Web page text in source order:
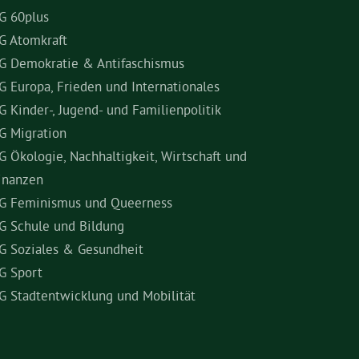
60plus
Atomkraft
Demokratie & Antifaschismus
Europa, Frieden und Internationales
Kinder-, Jugend- und Familienpolitik
Migration
Ökologie, Nachhaltigkeit, Wirtschaft und
Feminismus und Queerness
Schule und Bildung
Soziales & Gesundheit
Sport
Stadtentwicklung und Mobilität